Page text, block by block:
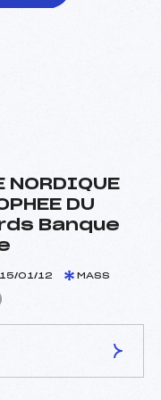
NORDIQUE
DU
Banque
01/12 MASS